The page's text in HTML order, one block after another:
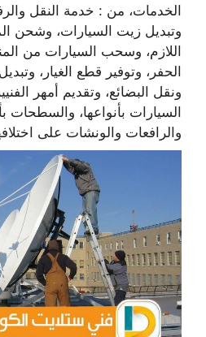
الخدمات، من : خدمة النقل
وتبديل زيت السيارات، وشحن
اللازم، وسحب السيارات من
الحفر، وتوفير قطع الغيار،
ونقل البضائع، وتقديم أمهر
السيارات بأنواعها، والسطحات
والرافعات والونشات على